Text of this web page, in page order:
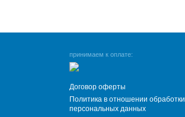
принимаем к оплате:
Договор оферты
Политика в отношении обработки
персональных данных